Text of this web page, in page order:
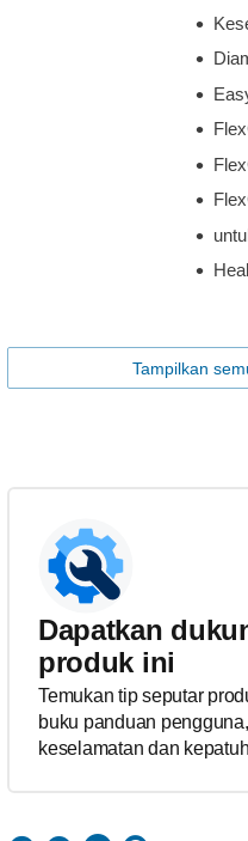
Tampilkan
Dapatkan
produk ini
Temukan tip seputar
buku panduan
keselamatan dan